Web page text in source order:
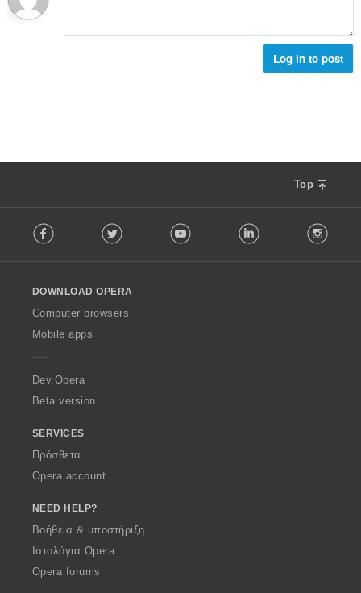
Log in to post
Top
o
w
O
p
a
Facebook Twitter Youtube LinkedIn
DOWNLOAD OPERA
Computer browsers
Mobile apps
Dev.Opera
Beta version
SERVICES
Πρόσθετα
Opera account
NEED HELP?
Βοήθεια & υποστήριξη
Ιστολόγια Opera
Opera forums